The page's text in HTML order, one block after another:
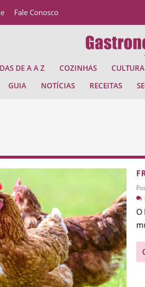
Fale Conosco
DE A A Z COZINHAS CULTURA
GUIA NOTÍCIAS RECEITAS